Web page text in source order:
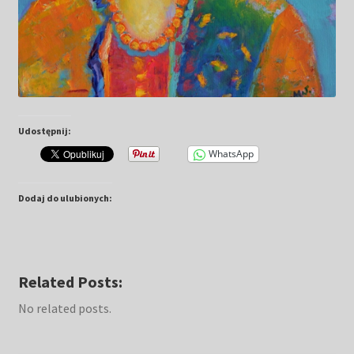
Udostępnij:
WhatsApp
Dodaj do ulubionych:
Related Posts:
No related posts.